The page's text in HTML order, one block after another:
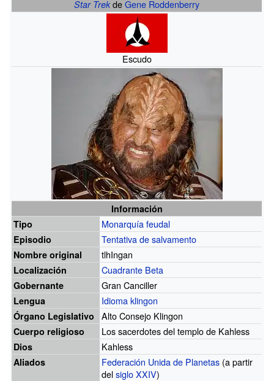
Star TrekdeGene Roddenberry
Escudo
Información
Tipo
Monarquíafeudal
Episodio Tentativa de salvamento
Nombre original tlhIngan
Localización Cuadrante Beta
Gobernante Gran Canciller
Lengua Idioma klingon
Órgano Legislativo Alto Consejo Klingon
Cuerpo religioso Los sacerdotes del templo de Kahless
Dios Kahless
Aliados Federación Unida de Planetas (a partir
delsiglo XXIV)